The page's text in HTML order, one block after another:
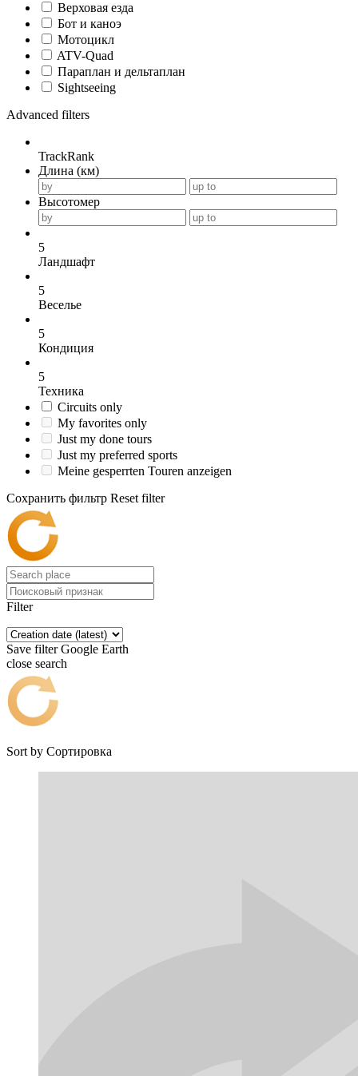
Верховая езда
Бот и каноэ
Мотоцикл
ATV-Quad
Параплан и дельтаплан
Sightseeing
Advanced filters
TrackRank
Длина (км)
Высотомер
5
Ландшафт
5
Веселье
5
Кондиция
5
Техника
Circuits only
My favorites only
Just my done tours
Just my preferred sports
Meine gesperrten Touren anzeigen
Сохранить фильтр Reset filter
Filter
Save filter Google Earth
close search
Sort by Сортировка